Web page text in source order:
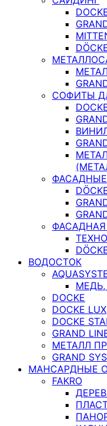
СОФИТЫ
ВОДОСТОК
DOCKE
DOCKE LUX
DOCKE
GRAND
МЕТАЛЛ
GRAND
МАНСАРДНЫЕ
FAKRO